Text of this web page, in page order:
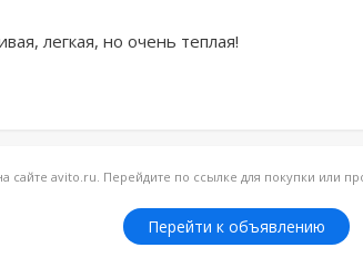
легкая, но очень теплая!
сайте avito.ru. Перейдите по ссылке для покупки или
Перейти к объявлению